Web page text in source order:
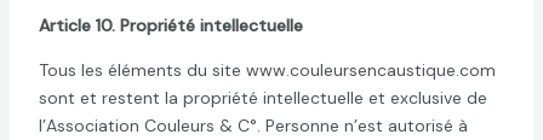
Article 10. Propriété intellectuelle
Tous les éléments du site www.couleursencaustique.com
sont et restent la propriété intellectuelle et exclusive de
l’Association Couleurs & C°. Personne n’est autorisé à